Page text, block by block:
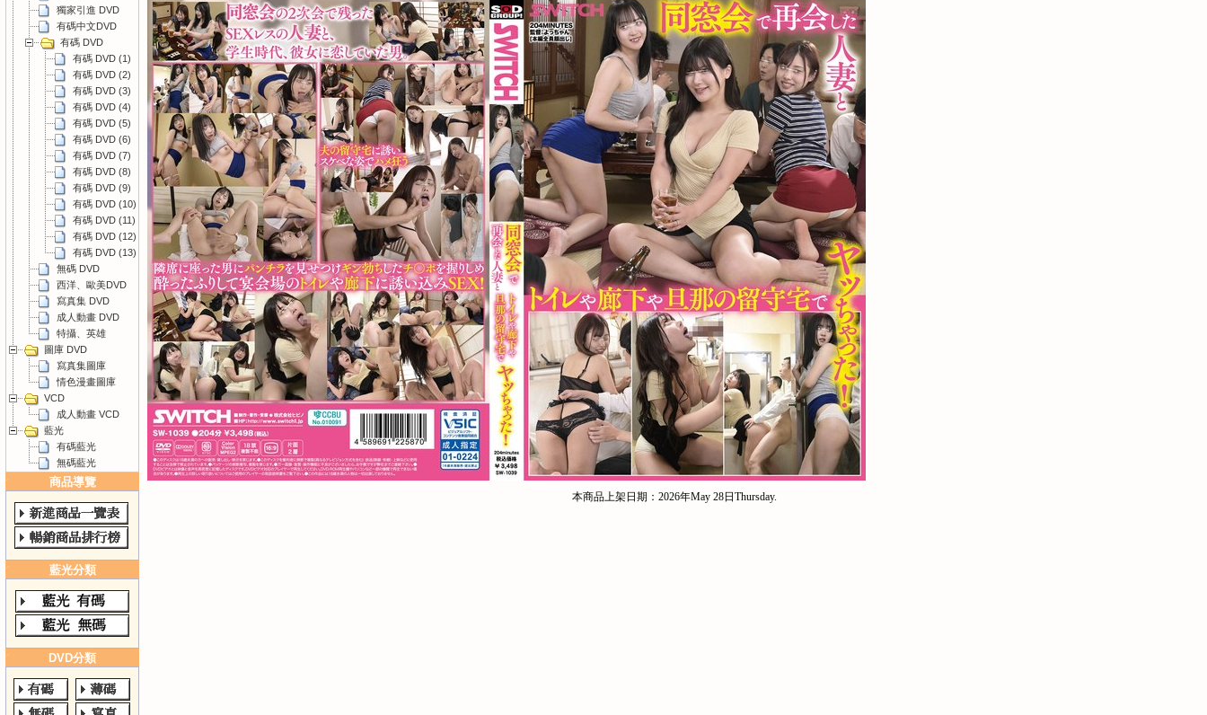
獨家引進 DVD
有碼中文DVD
有碼 DVD
有碼 DVD (1)
有碼 DVD (2)
有碼 DVD (3)
有碼 DVD (4)
有碼 DVD (5)
有碼 DVD (6)
有碼 DVD (7)
有碼 DVD (8)
有碼 DVD (9)
有碼 DVD (10)
有碼 DVD (11)
有碼 DVD (12)
有碼 DVD (13)
無碼 DVD
西洋、歐美DVD
寫真集 DVD
成人動畫 DVD
特攝、英雄
圖庫 DVD
寫真集圖庫
情色漫畫圖庫
VCD
成人動畫 VCD
藍光
有碼藍光
無碼藍光
商品導覽
藍光分類
DVD分類
本商品上架日期：2026年May 28日Thursday.